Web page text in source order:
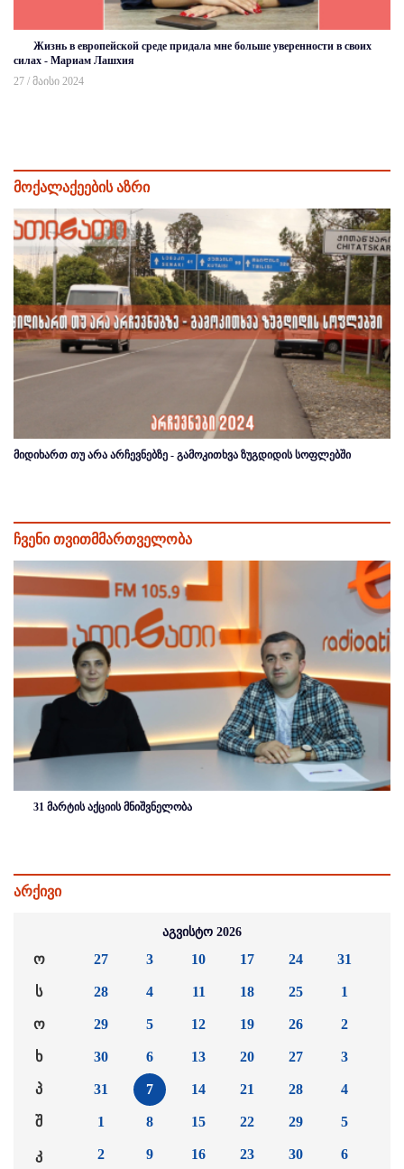
Жизнь в европейской среде придала мне больше уверенности в своих
силах - Мариам Лашхия
27 / მაისი 2024
მოქალაქეების აზრი
მიდიხართ თუ არა არჩევნებზე - გამოკითხვა ზუგდიდის სოფლებში
ჩვენი თვითმმართველობა
31 მარტის აქციის მნიშვნელობა
არქივი
აგვისტო 2026
ო
ს
ო
ხ
პ
შ
კ
27
28
29
30
31
1
2
3
4
5
6
7
8
9
10
11
12
13
14
15
16
17
18
19
20
21
22
23
24
25
26
27
28
29
30
31
1
2
3
4
5
6